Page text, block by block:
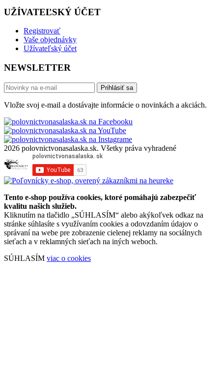
UŽÍVATEĽSKÝ ÚČET
Registrovať
Vaše objednávky
Užívateľský účet
NEWSLETTER
Prihlásiť sa
Vložte svoj e-mail a dostávajte informácie o novinkách a akciách.
2026 polovnictvonasalaska.sk. Všetky práva vyhradené
Tento e-shop používa cookies, ktoré pomáhajú zabezpečiť
kvalitu našich služieb.
Kliknutím na tlačidlo „SÚHLASÍM“ alebo akýkoľvek odkaz na
stránke súhlasíte s využívaním cookies a odovzdaním údajov o
správaní na webe pre zobrazenie cielenej reklamy na sociálnych
sieťach a v reklamných sieťach na iných weboch.
SÚHLASÍM viac o cookies